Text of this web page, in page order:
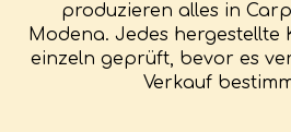
produzieren alles in
Modena. Jedes hergestellte
einzeln geprüft, bevor es
Verkauf